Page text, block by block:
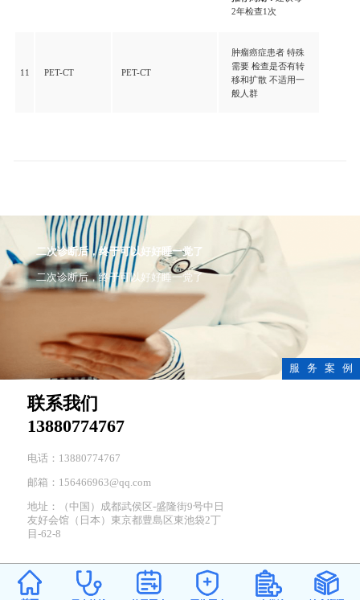
2年检查1次
11 PET-CT PET-CT
肿瘤癌症患者 特殊
需要 检查是否有转
移和扩散 不适用一
般人群
二次诊断后，终于可以好好睡一觉了
二次诊断后，终于可以好好睡一觉了
服 务 案 例
联系我们
13880774767
电话：13880774767
邮箱：156466963@qq.com
地址：（中国）成都武侯区-盛隆街9号中日
友好会馆（日本）東京都豊島区東池袋2丁
目-62-8